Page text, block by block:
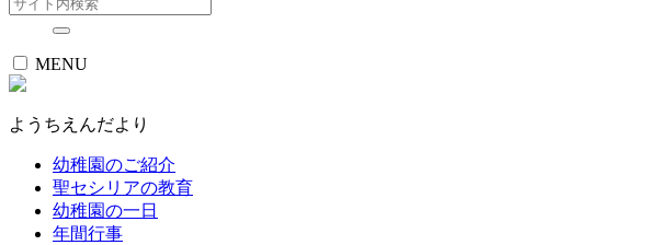
MENU
ようちえんだより
幼稚園のご紹介
聖セシリアの教育
幼稚園の一日
年間行事